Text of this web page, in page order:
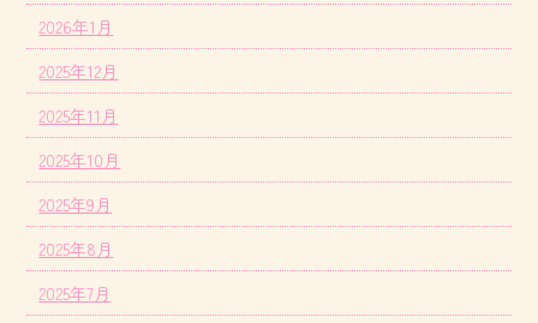
2026年1月
2025年12月
2025年11月
2025年10月
2025年9月
2025年8月
2025年7月